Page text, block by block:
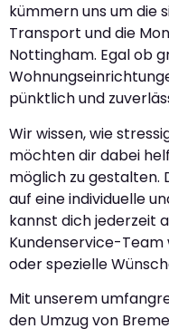
kümmern uns um die
Transport und die
Nottingham. Egal ob
pünktlich und
Wir wissen, wie
möchten dir dabei
möglich zu gestalten.
auf eine individuelle
kannst dich jederzeit
Kundenservice-Team
oder spezielle
Mit unserem
den Umzug von